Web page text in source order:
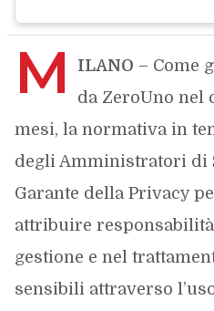
M ILANO – Come
da ZeroUno nel
mesi, la normativa in
degli Amministratori di
Garante della Privacy
attribuire
gestione e nel
sensibili attraverso